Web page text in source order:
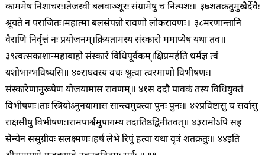
काममेष निशाचरः।तेजस्वी बलवाञ्शूरः संग्रामेषु च नित्यशः॥ ३७शतक्रतुमुखैर्देवैः
श्रूयते न पराजितः।महात्मा बलसंपन्नो रावणो लोकरावणः॥ ३८मरणान्तानि
वैराणि निर्वृत्तं नः प्रयोजनम्।क्रियतामस्य संस्कारो ममाप्येष यथा तव॥
३९त्वत्सकाशान्महाबाहो संस्कारं विधिपूर्वकम्।क्षिप्रमर्हति धर्मज्ञ त्वं
यशोभाग्भविष्यसि॥ ४०राघवस्य वचः श्रुत्वा त्वरमाणो विभीषणः।
संस्कारेणानुरूपेण योजयामास रावणम्॥ ४१स ददौ पावकं तस्य विधियुक्तं
विभीषणः।ताः स्त्रियोऽनुनयामास सान्त्वमुक्त्वा पुनः पुनः॥ ४२प्रविष्टासु च सर्वासु
राक्षसीषु विभीषणः।रामपार्श्वमुपागम्य तदातिष्ठद्विनीतवत्॥ ४३रामोऽपि सह
सैन्येन ससुग्रीवः सलक्ष्मणः।हर्षं लेभे रिपुं हत्वा यथा वृत्रं शतक्रतुः॥ ४४इति